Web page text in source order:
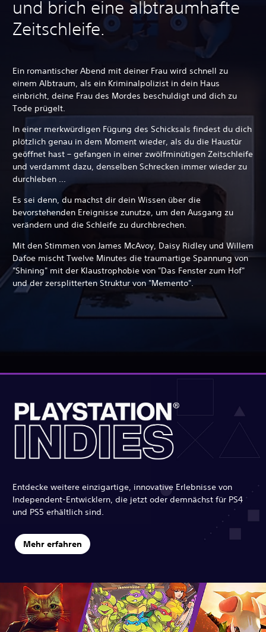
und brich eine albtraumhafte
Zeitschleife.
Ein romantischer Abend mit deiner Frau wird schnell zu
einem Albtraum, als ein Kriminalpolizist in dein Haus
einbricht, deine Frau des Mordes beschuldigt und dich zu
Tode prügelt.
In einer merkwürdigen Fügung des Schicksals findest du dich
plötzlich genau in dem Moment wieder, als du die Haustür
geöffnet hast – gefangen in einer zwölfminütigen Zeitschleife
und verdammt dazu, denselben Schrecken immer wieder zu
durchleben ...
Es sei denn, du machst dir dein Wissen über die
bevorstehenden Ereignisse zunutze, um den Ausgang zu
verändern und die Schleife zu durchbrechen.
Mit den Stimmen von James McAvoy, Daisy Ridley und Willem
Dafoe mischt Twelve Minutes die traumartige Spannung von
"Shining" mit der Klaustrophobie von "Das Fenster zum Hof"
und der zersplitterten Struktur von "Memento".
Entdecke weitere einzigartige, innovative Erlebnisse von
Independent-Entwicklern, die jetzt oder demnächst für PS4
und PS5 erhältlich sind.
Mehr erfahren